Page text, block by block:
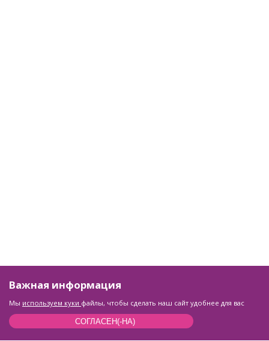
Важная информация
Мы используем куки файлы, чтобы сделать наш сайт удобнее для вас
СОГЛАСЕН(-НА)